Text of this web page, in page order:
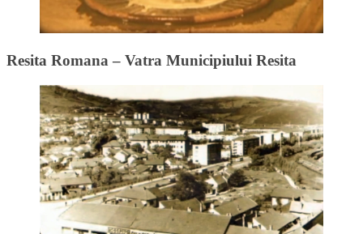
Resita Romana – Vatra Municipiului Resita